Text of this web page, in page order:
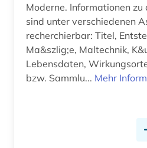
buchdrucker (1)
bucheinband (1)
Moderne. Informationen zu
sind unter verschiedenen
recherchierbar: Titel,
Ma&szlig;e, Maltechnik,
Lebensdaten,
bzw. Sammlu... Mehr